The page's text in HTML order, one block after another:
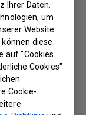
Ihrer Daten.
um
Website
diese
auf "Cookies
Cookies"
Cookie-
die